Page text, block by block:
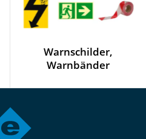
Warnschilder,
Warnbänder